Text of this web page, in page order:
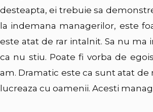
desteapta, ei trebuie sa
la indemana managerilor, este
este atat de rar intalnit. Sa nu
ca nu stiu. Poate fi vorba de
am. Dramatic este ca sunt atat
lucreaza cu oamenii. Acesti